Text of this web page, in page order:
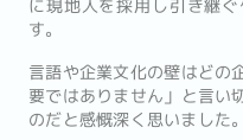
に現地人を採用し引き継
す。
言語や企業文化の壁はどの
要ではありません」と言い
のだと感慨深く思いました。